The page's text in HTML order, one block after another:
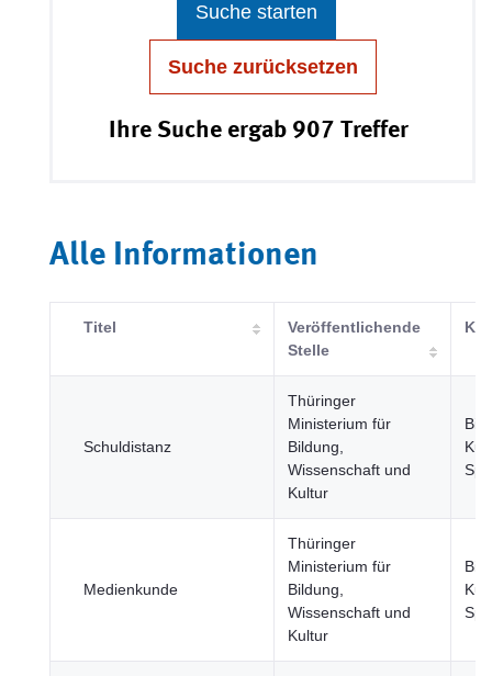
Suche starten
Suche zurücksetzen
Ihre Suche ergab 907 Treffer
Alle Informationen
Titel
Veröffentlichende
Stelle
Schuldistanz
Thüringer
Ministerium für
Bildung,
Wissenschaft und
Kultur
Medienkunde
Thüringer
Ministerium für
Bildung,
Wissenschaft und
Kultur